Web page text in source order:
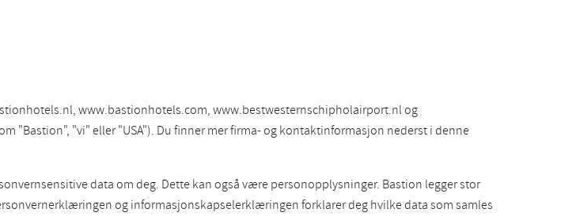
www.bastionhotels.com, www.bestwesternschipholairport.nl og
"Bastion", "vi" eller "USA"). Du finner mer firma- og kontaktinformasjon nederst i denne
data om deg. Dette kan også være personopplysninger. Bastion legger stor
og informasjonskapselerklæringen forklarer deg hvilke data som samles